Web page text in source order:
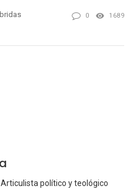
0 1689
político y teológico